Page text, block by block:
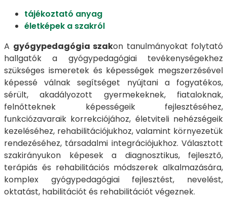
tájékoztató anyag
életképek a szakról
A gyógypedagógia szakon tanulmányokat folytató
hallgatók a gyógypedagógiai tevékenységekhez
szükséges ismeretek és képességek megszerzésével
képessé válnak segítséget nyújtani a fogyatékos,
sérült, akadályozott gyermekeknek, fiataloknak,
felnőtteknek képességeik fejlesztéséhez,
funkciózavaraik korrekciójához, életviteli nehézségeik
kezeléséhez, rehabilitációjukhoz, valamint környezetük
rendezéséhez, társadalmi integrációjukhoz. Választott
szakirányukon képesek a diagnosztikus, fejlesztő,
terápiás és rehabilitációs módszerek alkalmazására,
komplex gyógypedagógiai fejlesztést, nevelést,
oktatást, habilitációt és rehabilitációt végeznek.